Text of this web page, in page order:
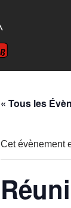
« Tous les
Cet évènement